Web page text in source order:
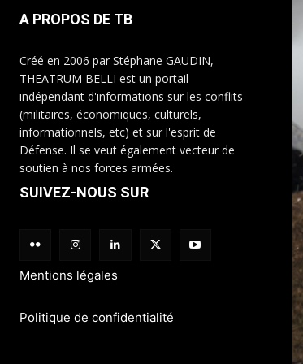
A PROPOS DE TB
Créé en 2006 par Stéphane GAUDIN,
THEATRUM BELLI est un portail
indépendant d'informations sur les conflits
(militaires, économiques, culturels,
informationnels, etc) et sur l'esprit de
Défense. Il se veut également vecteur de
soutien à nos forces armées.
SUIVEZ-NOUS SUR
Mentions légales
Politique de confidentialité